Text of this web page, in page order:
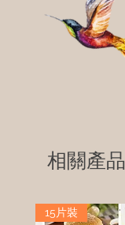
相關產品
15片裝